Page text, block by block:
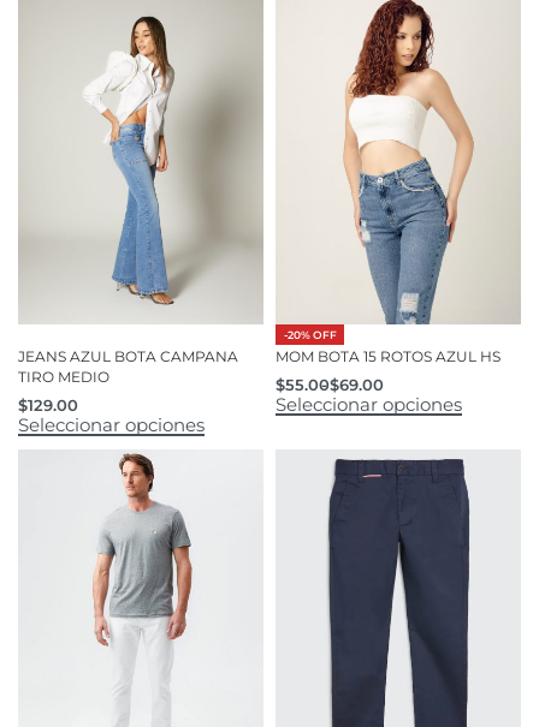
JEANS AZUL BOTA CAMPANA
TIRO MEDIO
$129.00
Seleccionar opciones
-20% OFF
MOM BOTA 15 ROTOS AZUL HS
$55.00$69.00
Seleccionar opciones